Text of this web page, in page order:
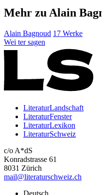
Mehr zu Alain
Alain Bagnoud 17 Werke
Wei ter sagen
LiteraturLandschaft
LiteraturFenster
LiteraturLexikon
LiteraturSchweiz
c/o A*dS
Konradstrasse 61
8031 Zürich
mail@literaturschweiz.ch
Deutsch